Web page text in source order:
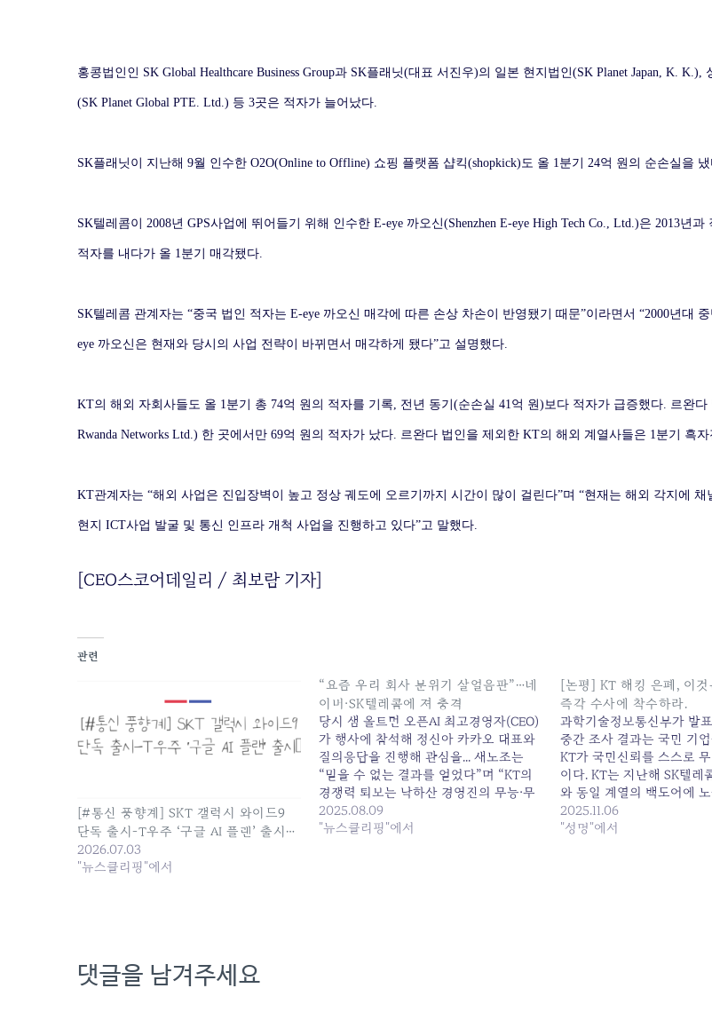
홍콩법인인 SK Global Healthcare Business Group과 SK플래닛(대표 서진우)의 일본 현지법인(SK Planet Japan, K. K.),
(SK Planet Global PTE. Ltd.) 등 3곳은 적자가 늘어났다.
SK플래닛이 지난해 9월 인수한 O2O(Online to Offline) 쇼핑 플랫폼 샵킥(shopkick)도 올 1분기 24억 원의 순손실을 냈
SK텔레콤이 2008년 GPS사업에 뛰어들기 위해 인수한 E-eye 까오신(Shenzhen E-eye High Tech Co., Ltd.)은 2013년과
적자를 내다가 올 1분기 매각됐다.
SK텔레콤 관계자는 “중국 법인 적자는 E-eye 까오신 매각에 따른 손상 차손이 반영됐기 때문”이라면서 “2000년대
eye 까오신은 현재와 당시의 사업 전략이 바뀌면서 매각하게 됐다”고 설명했다.
KT의 해외 자회사들도 올 1분기 총 74억 원의 적자를 기록, 전년 동기(순손실 41억 원)보다 적자가 급증했다. 르완다
Rwanda Networks Ltd.) 한 곳에서만 69억 원의 적자가 났다. 르완다 법인을 제외한 KT의 해외 계열사들은 1분기 흑
KT관계자는 “해외 사업은 진입장벽이 높고 정상 궤도에 오르기까지 시간이 많이 걸린다”며 “현재는 해외 각지에 채
현지 ICT사업 발굴 및 통신 인프라 개척 사업을 진행하고 있다”고 말했다.
[CEO스코어데일리 / 최보람 기자]
관련
[#통신 풍향계] SKT 갤럭시 와이드9
단독 출시-T우주 ‘구글 AI 플랜’ 출시…
2026.07.03
"뉴스클리핑"에서
“요즘 우리 회사 분위기 살얼음판”…네
이버·SK텔레콤에 져 충격
당시 샘 올트먼 오픈AI 최고경영자(CEO)
가 행사에 참석해 정신아 카카오 대표와
질의응답을 진행해 관심을... 새노조는
“믿을 수 없는 결과를 얻었다”며 “KT의
경쟁력 퇴보는 낙하산 경영진의 무능·무
책임 때문임을... 원본 기사: “요즘 우리
회사 분위기 살얼음판”…네이버·SK텔레
2025.08.09
"뉴스클리핑"에서
[논평] KT 해킹 은폐, 이것
즉각 수사에 착수하라.
과학기술정보통신부가 발
중간 조사 결과는 국민 기
KT가 국민신뢰를 스스로
이다. KT는 지난해 SK텔레
와 동일 계열의 백도어에
대가 감염된 사실을 알고도
신고하지 않고 은폐한 채 자
2025.11.06
"성명"에서
댓글을 남겨주세요